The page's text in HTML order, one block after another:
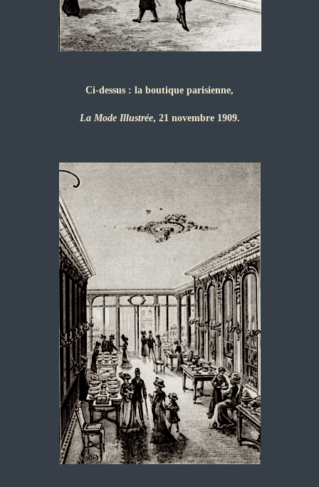
Ci-dessus : la boutique parisienne,
La Mode Illustrée, 21 novembre 1909.